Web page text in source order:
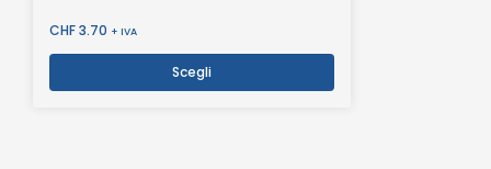
CHF3.70 + IVA
Scegli